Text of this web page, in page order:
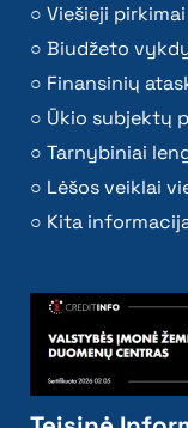
Viešieji pirkimai
Biudžeto
Finansinių
Ūkio subjektų
Tarnybiniai
Lėšos veiklai
Kita